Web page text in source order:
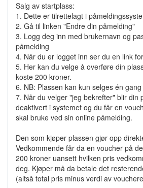
Salg av startplass:
1. Dette er tilrettelagt i
2. Gå til linken "Endre din påmelding"
3. Logg deg inn med brukernavn og
påmelding
4. Når du er logget inn ser du en link
5. Her kan du velge å overføre din
koste 200 kroner.
6. NB: Plassen kan kun selges én
7. Når du velger "jeg bekrefter" blir din
deaktivert i systemet og du får en
skal bruke ved sin online påmelding.
Den som kjøper plassen gjør opp
Vedkommende får da en voucher på
200 kroner uansett hvilken pris
deg. Kjøper må da betale det
(altså total pris minus verdi av